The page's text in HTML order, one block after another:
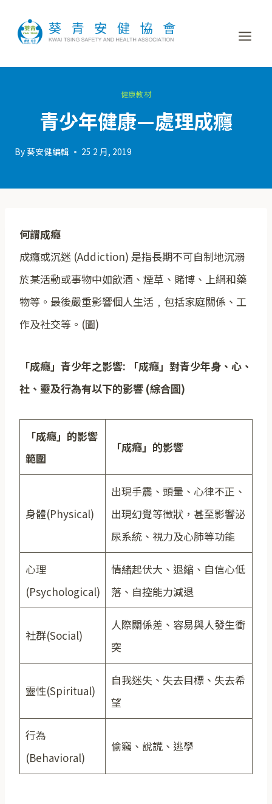
健康教材
青少年健康—處理成癮
By 葵安健編輯 25 2 月, 2019
何謂成癮
成癮或沉迷 (Addiction) 是指長期不可自制地沉溺
於某活動或事物中如飲酒、煙草、賭博、上網和藥
物等。最後嚴重影響個人生活﹐包括家庭關係、工
作及社交等。(圖)
「成癮」青少年之影響:
「成癮」對青少年身、心、
社、靈及行為有以下的影響 (綜合圖)
「成癮」的影響
範圍
「成癮」 的影響
身體(Physical)
出現手震、頭暈、心律不正、
出現幻覺等徵狀，甚至影響泌
尿系統、視力及心肺等功能
心理
(Psychological)
情緒起伏大、退縮、自信心低
落、自控能力減退
社群(Social)
人際關係差、容易與人發生衝
突
靈性(Spiritual)
自我迷失、失去目標、失去希
望
行為
(Behavioral)
偷竊、說謊、逃學